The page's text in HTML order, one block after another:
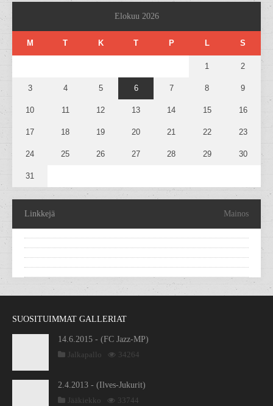
Elokuu 2026
M T K T P L S
1 2
3 4 5 6 7 8 9
10 11 12 13 14 15 16
17 18 19 20 21 22 23
24 25 26 27 28 29 30
31
Linkkejä Mainos
SUOSITUIMMAT GALLERIAT
14.6.2015 - (FC Jazz-MP)
Jalkapallo
34264
2.4.2013 - (Ilves-Jukurit)
Jääkiekko
33744